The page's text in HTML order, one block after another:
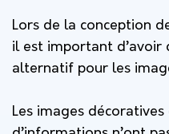
Lors de la conception
il est important d’avoir
alternatif pour les
Les images